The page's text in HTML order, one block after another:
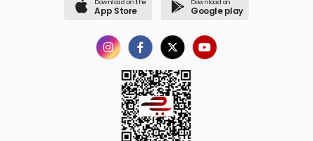
Download on the
App Store
Download on
Google play